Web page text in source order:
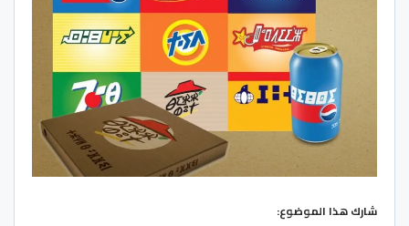
شارك هذا الموضوع: